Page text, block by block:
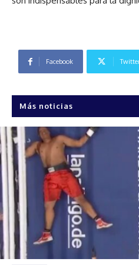
Facebook
Más noticias